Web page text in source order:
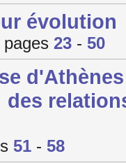
évolution
23 - 50
des
51 - 58